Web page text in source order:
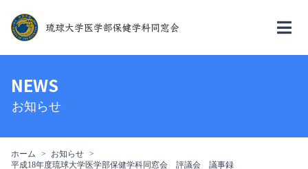
NEWS
お知らせ
ホーム
お知らせ
平成18年度琉球大学医学部保健学科同窓会 評議会 議事録